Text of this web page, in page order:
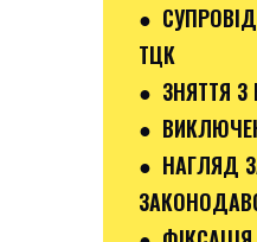
●
ТЦК
● ЗНЯТТЯ З
●
● НАГЛЯД